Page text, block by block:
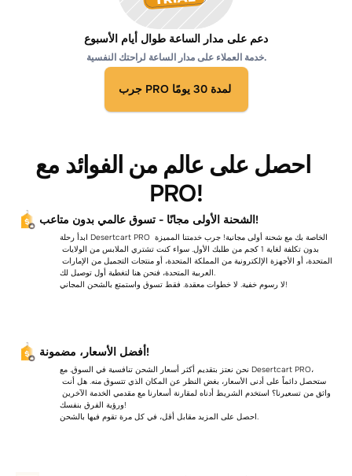
دعم على مدار الساعة طوال أيام الأسبوع
خدمة العملاء على مدار الساعة لراحتك النفسية.
جرب PRO لمدة 30 يومًا
احصل على عالم من الفوائد مع
PRO!
الشحنة الأولى مجانًا - تسوق عالمي بدون متاعب!
ابدأ رحلة Desertcart PRO الخاصة بك مع شحنة أولى مجانية! جرب خدمتنا المميزة
العربية المتحدة، فنحن هنا لتغطية أول توصيل لك.
لا رسوم خفية. لا خطوات معقدة. فقط تسوق واستمتع بالشحن المجاني!
أفضل الأسعار، مضمونة!
نحن نعتز بتقديم أكثر أسعار الشحن تنافسية في السوق. مع Desertcart PRO،
ورؤية الفرق بنفسك!
احصل على المزيد مقابل أقل، في كل مرة تقوم فيها بالشحن.